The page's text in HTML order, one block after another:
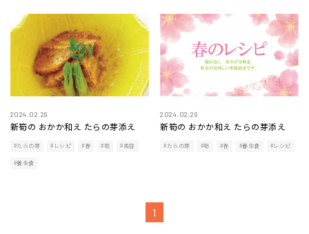
2024.02.29
新筍の おかか和え たらの芽添え
#たらの芽 #レシピ #春 #筍 #美容
#養生食
2024.02.29
新筍の おかか和え たらの芽添え
#たらの芽 #筍 #春 #養生食 #レシピ
1